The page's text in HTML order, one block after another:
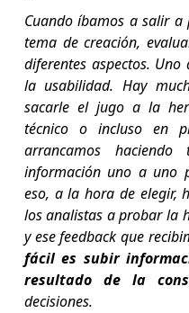
Cuando íbamos a salir a
tema de creación,
diferentes aspectos.
la usabilidad. Hay
sacarle el jugo a la
técnico o incluso en
arrancamos
información uno a uno
eso, a la hora de elegir,
los analistas a probar la
y ese feedback que
fácil es subir
resultado de la
decisiones.